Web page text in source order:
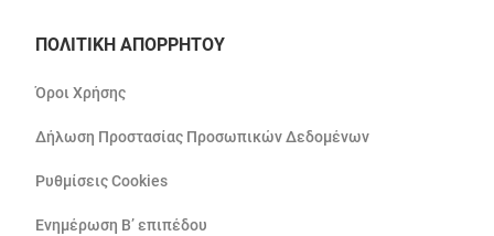
ΠΟΛΙΤΙΚΗ ΑΠΟΡΡΗΤΟΥ
Όροι Χρήσης
Δήλωση Προστασίας Προσωπικών Δεδομένων
Ρυθμίσεις Cookies
Ενημέρωση Β’ επιπέδου